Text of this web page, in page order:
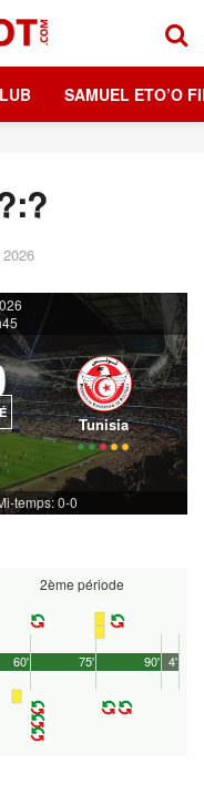
SAMUEL ETO’O
Tunisia
temps: 0-0
2ème période
90'
60' 75' 4'